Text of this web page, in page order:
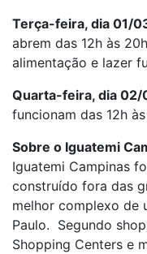
Terça-feira, dia 01/
abrem das 12h às
alimentação e lazer
Quarta-feira, dia 02/
funcionam das 12h
Sobre o Iguatemi
Iguatemi Campinas
construído fora das
melhor complexo de
Paulo. Segundo
Shopping Centers e